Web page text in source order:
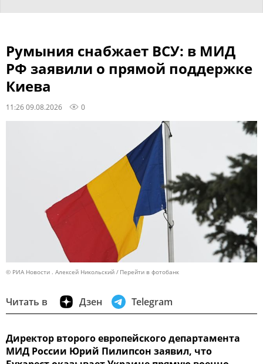
Румыния снабжает ВСУ: в МИД
РФ заявили о прямой поддержке
Киева
11:26 09.08.2026 0
© РИА Новости . Алексей Никольский Перейти в фотобанк
Читать в Дзен Telegram
Директор второго европейского департамента
МИД России Юрий Пилипсон заявил, что